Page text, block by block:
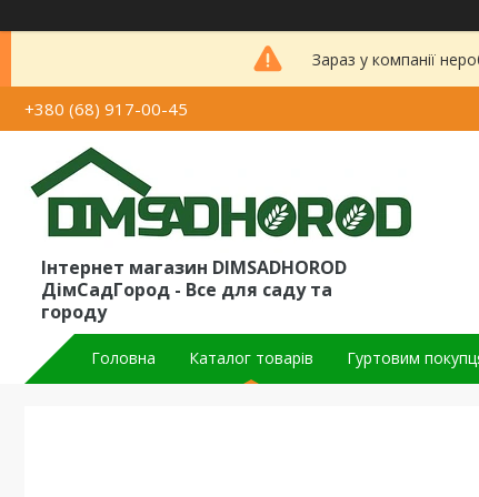
Зараз у компанії
+380 (68) 917-00-45
Інтернет магазин DIMSADHOROD
ДімСадГород - Все для саду та
городу
Головна Каталог товарів Гуртовим